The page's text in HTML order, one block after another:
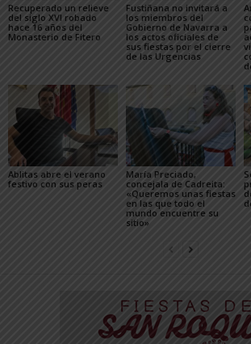
Recuperado un relieve
del siglo XVI robado
hace 16 años del
Monasterio de Fitero
Fustiñana no invitará a
los miembros del
Gobierno de Navarra a
los actos oficiales de
sus fiestas por el cierre
de las Urgencias
Ablitas abre el verano
festivo con sus peras
María Preciado,
concejala de Cadreita:
«Queremos unas fiestas
en las que todo el
mundo encuentre su
sitio»